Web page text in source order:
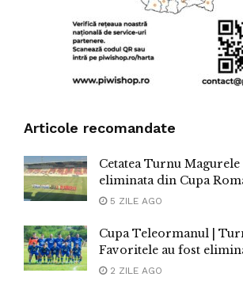
Articole recomandate
Cetatea Turnu Magurele
eliminata din Cupa
5 ZILE AGO
Cupa Teleormanul |
Favoritele au fost
2 ZILE AGO